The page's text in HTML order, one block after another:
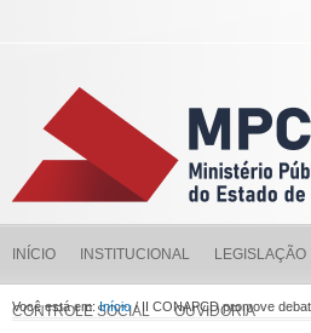
INÍCIO INSTITUCIONAL LEGISLAÇÃO
CONTROLE SOCIAL OUVIDORIA
Você está em:Início/ II CONAPCD promove